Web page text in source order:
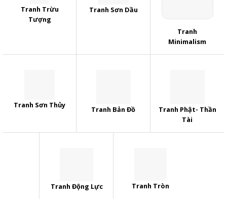
Tranh Trừu
Tượng
Tranh Sơn Dầu
Tranh
Minimalism
Tranh Sơn Thủy
Tranh Bản Đồ
Tranh Phật- Thần
Tài
Tranh Động Lực Tranh Tròn